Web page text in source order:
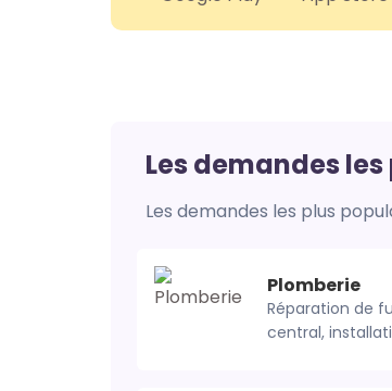
Les demandes
Les demandes les plus
Plomberie
Réparation de fuite, de chaudiére, de chauffage
central,